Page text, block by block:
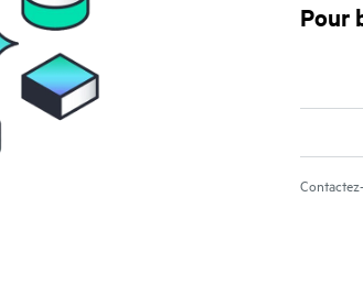
Pour